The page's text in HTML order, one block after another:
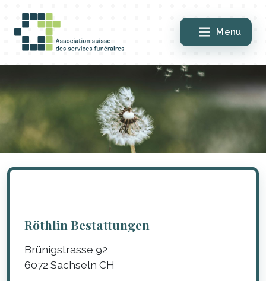
Menu
Röthlin Bestattungen
Brünigstrasse 92
6072 Sachseln CH